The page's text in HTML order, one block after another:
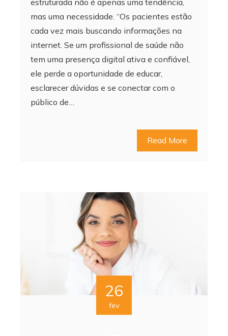
mas uma necessidade. “Os pacientes estão
cada vez mais buscando informações na
internet. Se um profissional de saúde não
tem uma presença digital ativa e confiável,
ele perde a oportunidade de educar,
esclarecer dúvidas e se conectar com o
público de…
Read More
26
fev